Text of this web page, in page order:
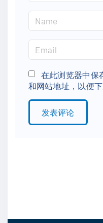
a
e
*
m
a
i
l
在此浏览器中保
和网站地址，以便下